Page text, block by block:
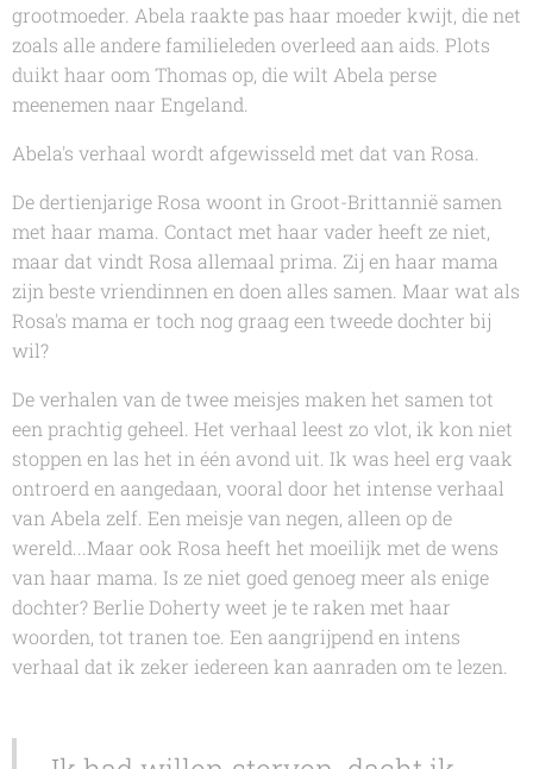
grootmoeder. Abela raakte pas haar moeder kwijt, die net
zoals alle andere familieleden overleed aan aids. Plots
duikt haar oom Thomas op, die wilt Abela perse
meenemen naar Engeland.
Abela's verhaal wordt afgewisseld met dat van Rosa.
De dertienjarige Rosa woont in Groot-Brittannië samen
met haar mama. Contact met haar vader heeft ze niet,
maar dat vindt Rosa allemaal prima. Zij en haar mama
zijn beste vriendinnen en doen alles samen. Maar wat als
Rosa's mama er toch nog graag een tweede dochter bij
wil?
De verhalen van de twee meisjes maken het samen tot
een prachtig geheel. Het verhaal leest zo vlot, ik kon niet
stoppen en las het in één avond uit. Ik was heel erg vaak
ontroerd en aangedaan, vooral door het intense verhaal
van Abela zelf. Een meisje van negen, alleen op de
wereld...Maar ook Rosa heeft het moeilijk met de wens
van haar mama. Is ze niet goed genoeg meer als enige
dochter? Berlie Dohertyweet je te raken met haar
woorden, tot tranen toe. Een aangrijpend en intens
verhaal dat ik zeker iedereen kan aanraden om te lezen.